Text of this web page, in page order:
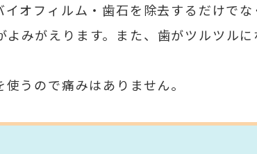
オフィルム・歯石を除去するだけで
よみがえります。また、歯がツルツル
うので痛みはありません。